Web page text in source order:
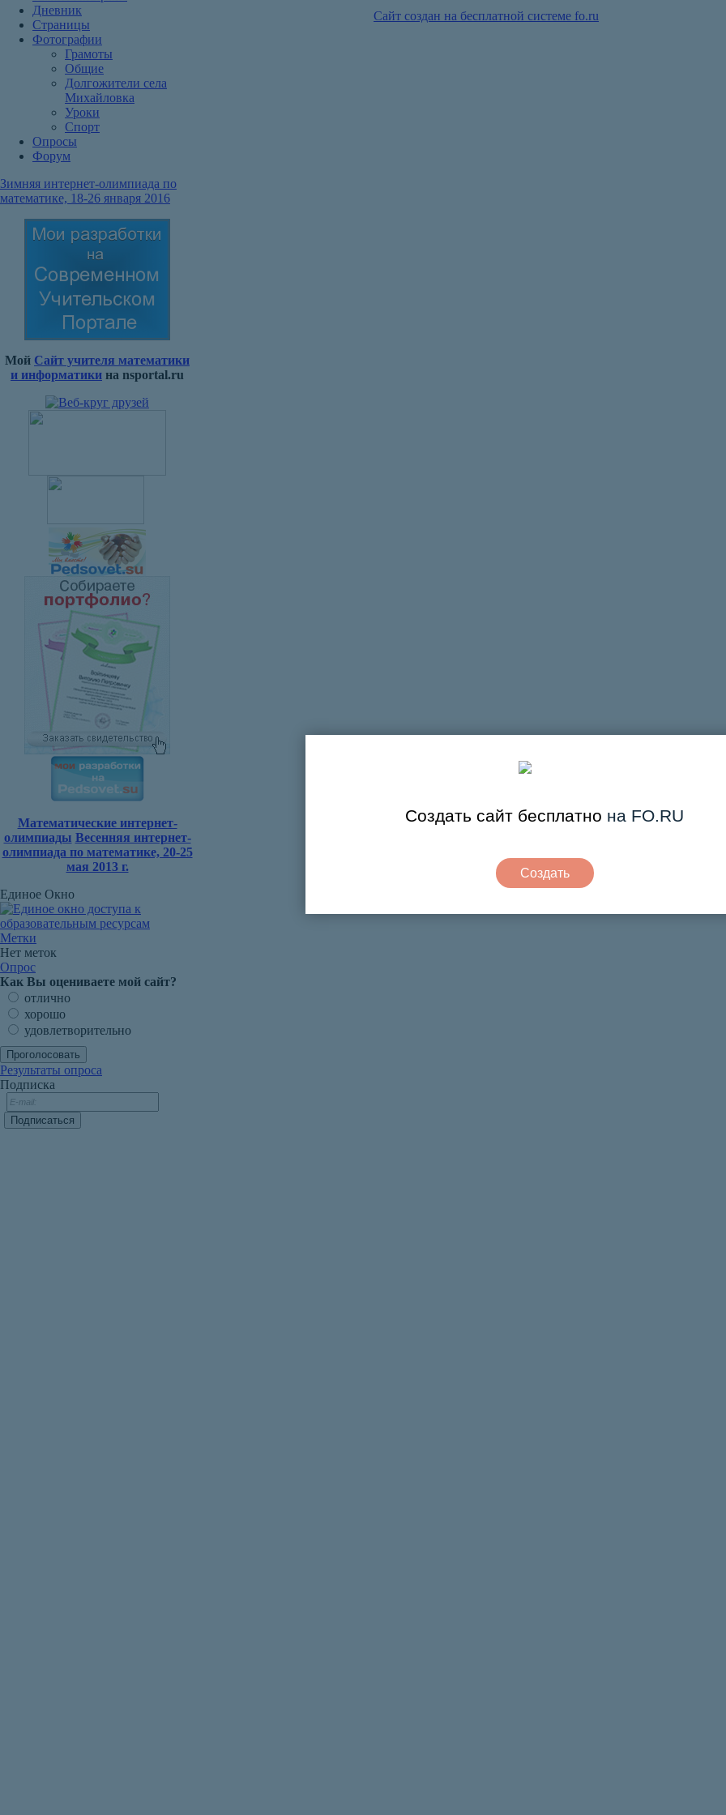
Дневник
Страницы
Фотографии
Грамоты
Общие
Долгожители села
Михайловка
Уроки
Спорт
Опросы
Форум
Зимняя интернет-олимпиада по
математике, 18-26 января 2016
Мой Сайт учителя математики
и информатики на nsportal.ru
Математические интернет-
олимпиады Весенняя интернет-
олимпиада по математике, 20-25
мая 2013 г.
Единое Окно
Метки
Нет меток
Опрос
Как Вы оцениваете мой сайт?
отлично
хорошо
удовлетворительно
Результаты опроса
Подписка
Создать сайт бесплатно на FO.RU
Создать
Сайт создан на бесплатной системе fo.ru